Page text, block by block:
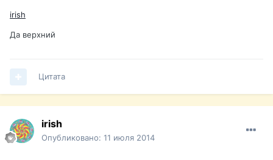
irish
Да верхний
Цитата
irish
Опубликовано: 11 июля 2014